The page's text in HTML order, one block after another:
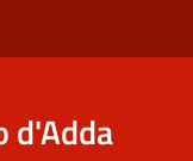
d'Adda